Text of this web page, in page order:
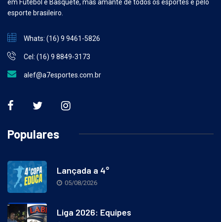
em Futebol e Basquete, mas amante de todos os esportes e pelo
esporte brasileiro.
Whats: (16) 9 9461-5826
Cel: (16) 9 8849-3173
alef@a7esportes.com.br
Populares
Lançada a 4°
05/08/2026
Liga 2026: Equipes